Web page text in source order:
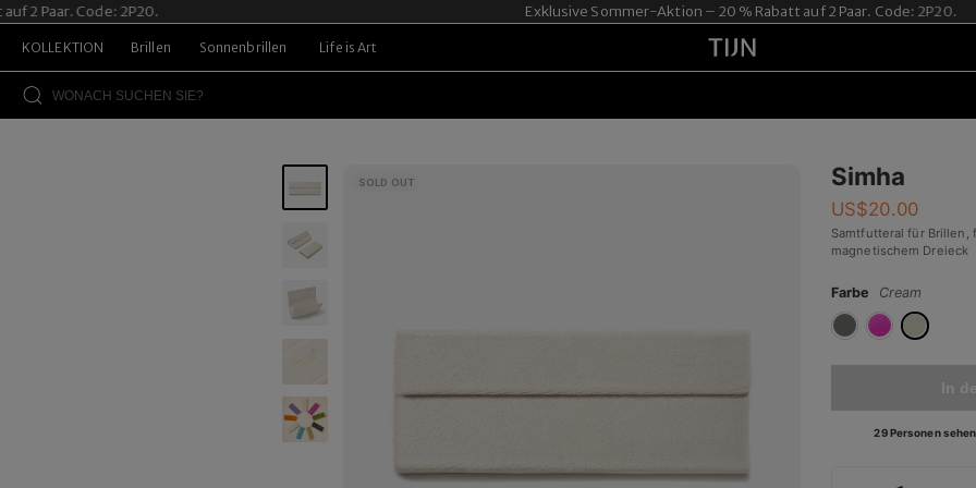
2 Paar. Code: 2P20. Exklusive Sommer-Aktion – 20 % Rabatt auf 2 Paar. Code: 2P20.
KOLLEKTION Brillen Sonnenbrillen Life is Art
SOLD OUT Simha
US$20.00
Samtfutteral für Brillen,
magnetischem Dreieck
Farbe Cream
In
29 Personen